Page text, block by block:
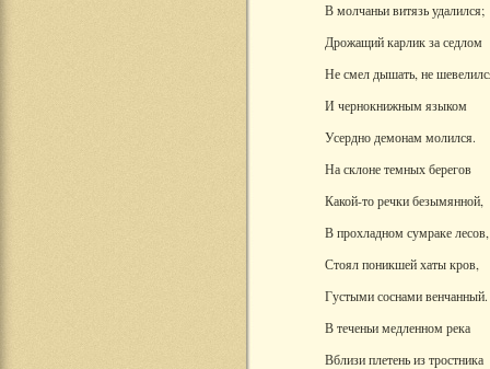
В молчаньи витязь удалился;
Дрожащий карлик за седлом
Не смел дышать, не
И чернокнижным языком
Усердно демонам молился.
На склоне темных берегов
Какой-то речки безымянной,
В прохладном сумраке лесов,
Стоял поникшей хаты кров,
Густыми соснами венчанный.
В теченьи медленном река
Вблизи плетень из тростника